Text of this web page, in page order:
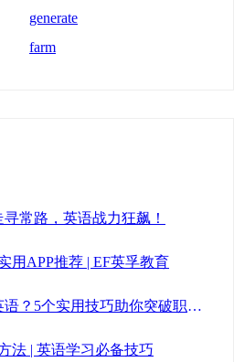
generate
farm
常路，英语战力狂飙！
用APP推荐 | EF英孚教育
普通打工人如何高效学英语？5个实用技巧助你突破职场瓶颈
法 | 英语学习必备技巧